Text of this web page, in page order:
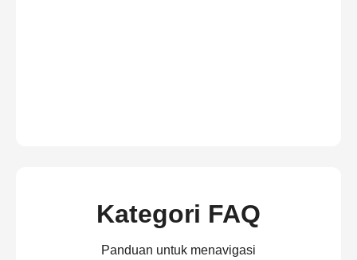
Kategori FAQ
Panduan untuk menavigasi